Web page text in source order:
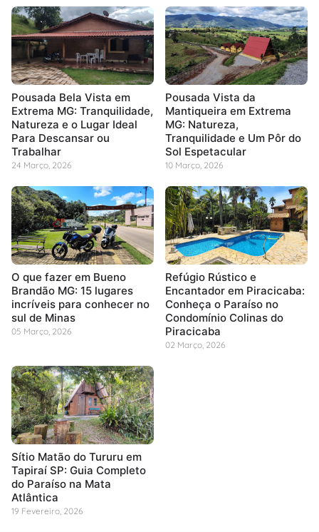
Pousada Bela Vista em
Extrema MG: Tranquilidade,
Natureza e o Lugar Ideal
Para Descansar ou
Trabalhar
24 Março, 2026
Pousada Vista da
Mantiqueira em Extrema
MG: Natureza,
Tranquilidade e Um Pôr do
Sol Espetacular
10 Março, 2026
O que fazer em Bueno
Brandão MG: 15 lugares
incríveis para conhecer no
sul de Minas
05 Março, 2026
Refúgio Rústico e
Encantador em Piracicaba:
Conheça o Paraíso no
Condomínio Colinas do
Piracicaba
02 Março, 2026
Sítio Matão do Tururu em
Tapiraí SP: Guia Completo
do Paraíso na Mata
Atlântica
19 Fevereiro, 2026